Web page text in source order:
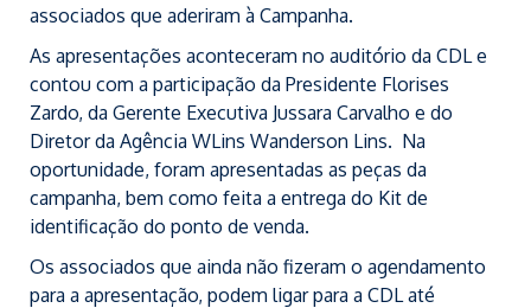
associados que aderiram à Campanha.
As apresentações aconteceram no auditório da CDL e
contou com a participação da Presidente Florises
Zardo, da Gerente Executiva Jussara Carvalho e do
Diretor da Agência WLins Wanderson Lins. Na
oportunidade, foram apresentadas as peças da
campanha, bem como feita a entrega do Kit de
identificação do ponto de venda.
Os associados que ainda não fizeram o agendamento
para a apresentação, podem ligar para a CDL até